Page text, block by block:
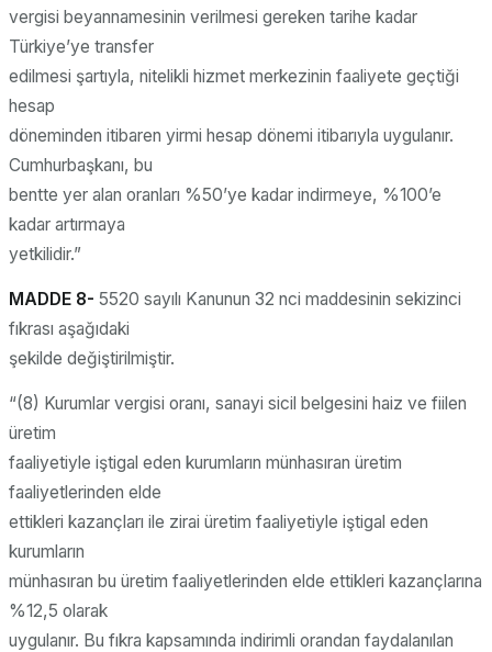
vergisi beyannamesinin verilmesi gereken tarihe kadar
Türkiye’ye transfer
edilmesi şartıyla, nitelikli hizmet merkezinin faaliyete geçtiği
hesap
döneminden itibaren yirmi hesap dönemi itibarıyla uygulanır.
Cumhurbaşkanı, bu
bentte yer alan oranları %50’ye kadar indirmeye, %100’e
kadar artırmaya
yetkilidir.”
MADDE 8- 5520 sayılı Kanunun 32 nci maddesinin sekizinci
fıkrası aşağıdaki
şekilde değiştirilmiştir.
“(8) Kurumlar vergisi oranı, sanayi sicil belgesini haiz ve fiilen
üretim
faaliyetiyle iştigal eden kurumların münhasıran üretim
faaliyetlerinden elde
ettikleri kazançları ile zirai üretim faaliyetiyle iştigal eden
kurumların
münhasıran bu üretim faaliyetlerinden elde ettikleri kazançlarına
%12,5 olarak
uygulanır. Bu fıkra kapsamında indirimli orandan faydalanılan